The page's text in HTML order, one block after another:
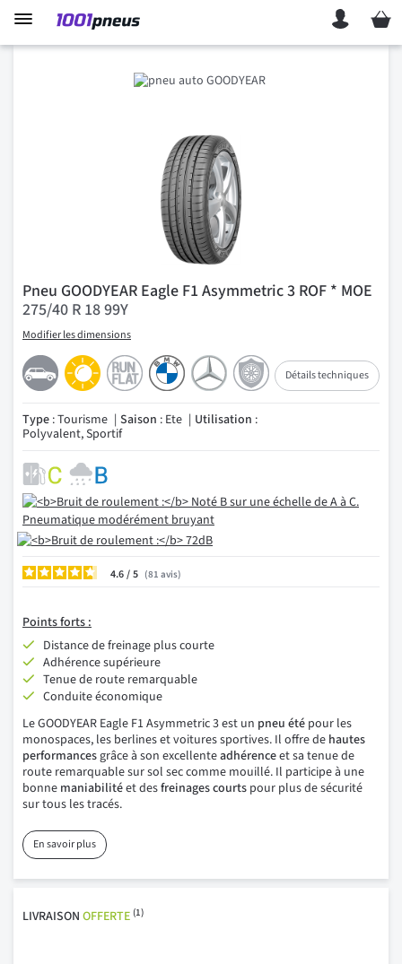
Mon
Pneu GOODYEAR Eagle F1 Asymmetric 3 ROF * MOE
275/40 R 18 99Y
Modifier les dimensions
Détails techniques
Type : Tourisme Saison : Ete Utilisation :
Polyvalent, Sportif
4.6/ 81 avis
Pointsforts :
Distance de freinage plus courte
Adhérence supérieure
Tenue de route remarquable
Conduite économique
Le GOODYEAR Eagle F1 Asymmetric 3 est un pneu été pour les
monospaces, les berlines et voitures sportives. Il offre de hautes
performancesgrâce à son excellenteadhérenceet sa tenue de
route remarquable sur sol sec comme mouillé. Il participe à une
bonne maniabilitéet desfreinages courts pour plus de sécurité
sur tous les tracés.
En savoir plus
LIVRAISON OFFERTE (1)